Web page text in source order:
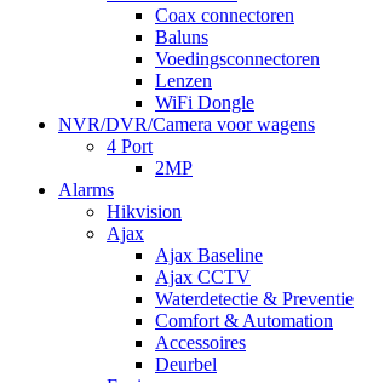
Coax connectoren
Baluns
Voedingsconnectoren
Lenzen
WiFi Dongle
NVR/DVR/Camera voor wagens
4 Port
2MP
Alarms
Hikvision
Ajax
Ajax Baseline
Ajax CCTV
Waterdetectie & Preventie
Comfort & Automation
Accessoires
Deurbel